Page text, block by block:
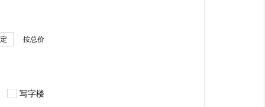
按总价
写字楼